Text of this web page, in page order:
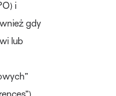
i
gdy
lub